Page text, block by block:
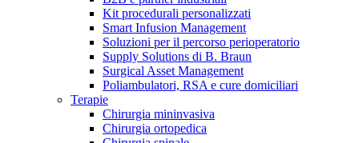
Kit procedurali personalizzati
Smart Infusion Management
Soluzioni per il percorso perioperatorio
Supply Solutions di B. Braun
Surgical Asset Management
Poliambulatori, RSA e cure domiciliari
Terapie
Chirurgia mininvasiva
Chirurgia ortopedica